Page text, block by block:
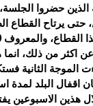
حضروا الجلسة،
حتى يرتاح القطاع
اكثر من ذلك،
الموجة الثانية
اقفال البلد لمدة
هذين الاسبوعين